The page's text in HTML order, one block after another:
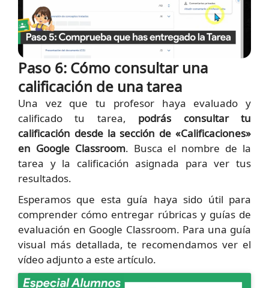
Paso 6: Cómo consultar una
calificación de una tarea
Una vez que tu profesor haya evaluado y
calificado tu tarea, podrás consultar tu
calificación desde la sección de «Calificaciones»
en Google Classroom. Busca el nombre de la
tarea y la calificación asignada para ver tus
resultados.
Esperamos que esta guía haya sido útil para
comprender cómo entregar rúbricas y guías de
evaluación en Google Classroom. Para una guía
visual más detallada, te recomendamos ver el
vídeo adjunto a este artículo.